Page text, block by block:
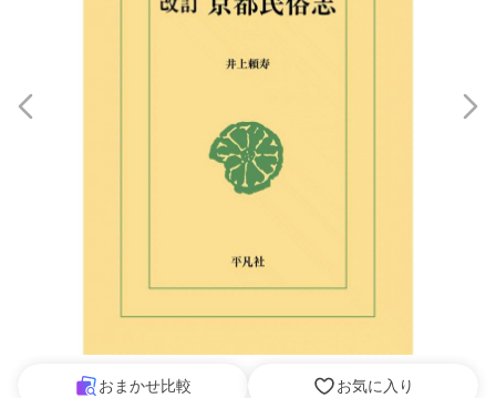
おまかせ比較 お気に入り